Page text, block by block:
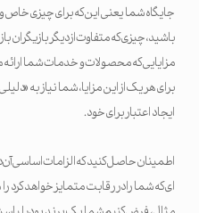
جایگاه شما یعنی این که برای چیزی
باشید، چیزی که متفاوت از دیگر بازیگران
مزایایی که محصولات و خدمات شما
برای هر یک از این مزایا، شما نیاز به
ایجاد اعتبار برای خود.
اطمینان حاصل کنید که الزامات اساسی
ای که شما را در رقابت متمایز خواهد